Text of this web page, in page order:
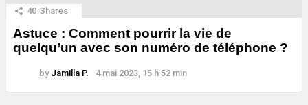
40 Shares
Astuce : Comment pourrir la vie de
quelqu’un avec son numéro de téléphone ?
by Jamilla P. 4 mai 2023, 15 h 52 min